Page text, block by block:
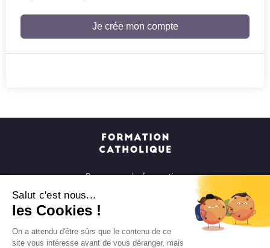
Salut c'est nous...
les Cookies !
On a attendu d'être sûrs que le contenu de ce
site vous intéresse avant de vous déranger, mais
Je crée mon compte
Parcours de formation
Parcours spirituels